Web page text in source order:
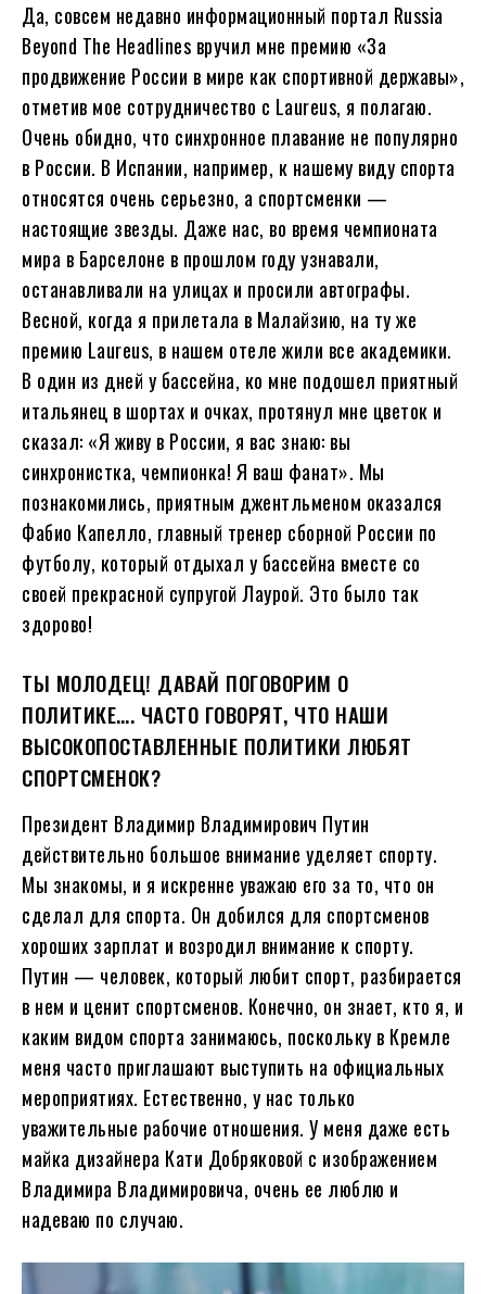
Да, совсем недавно информационный портал Russia
Beyond The Headlines вручил мне премию «За
продвижение России в мире как спортивной державы»,
отметив мое сотрудничество с Laureus, я полагаю.
Очень обидно, что синхронное плавание не популярно
в России. В Испании, например, к нашему виду спорта
относятся очень серьезно, а спортсменки —
настоящие звезды. Даже нас, во время чемпионата
мира в Барселоне в прошлом году узнавали,
останавливали на улицах и просили автографы.
Весной, когда я прилетала в Малайзию, на ту же
премию Laureus, в нашем отеле жили все академики.
В один из дней у бассейна, ко мне подошел приятный
итальянец в шортах и очках, протянул мне цветок и
сказал: «Я живу в России, я вас знаю: вы
синхронистка, чемпионка! Я ваш фанат». Мы
познакомились, приятным джентльменом оказался
Фабио Капелло, главный тренер сборной России по
футболу, который отдыхал у бассейна вместе со
своей прекрасной супругой Лаурой. Это было так
здорово!
ТЫ МОЛОДЕЦ! ДАВАЙ ПОГОВОРИМ О
ПОЛИТИКЕ…. ЧАСТО ГОВОРЯТ, ЧТО НАШИ
ВЫСОКОПОСТАВЛЕННЫЕ ПОЛИТИКИ ЛЮБЯТ
СПОРТСМЕНОК?
Президент Владимир Владимирович Путин
действительно большое внимание уделяет спорту.
Мы знакомы, и я искренне уважаю его за то, что он
сделал для спорта. Он добился для спортсменов
хороших зарплат и возродил внимание к спорту.
Путин — человек, который любит спорт, разбирается
в нем и ценит спортсменов. Конечно, он знает, кто я, и
каким видом спорта занимаюсь, поскольку в Кремле
меня часто приглашают выступить на официальных
мероприятиях. Естественно, у нас только
уважительные рабочие отношения. У меня даже есть
майка дизайнера Кати Добряковой с изображением
Владимира Владимировича, очень ее люблю и
надеваю по случаю.